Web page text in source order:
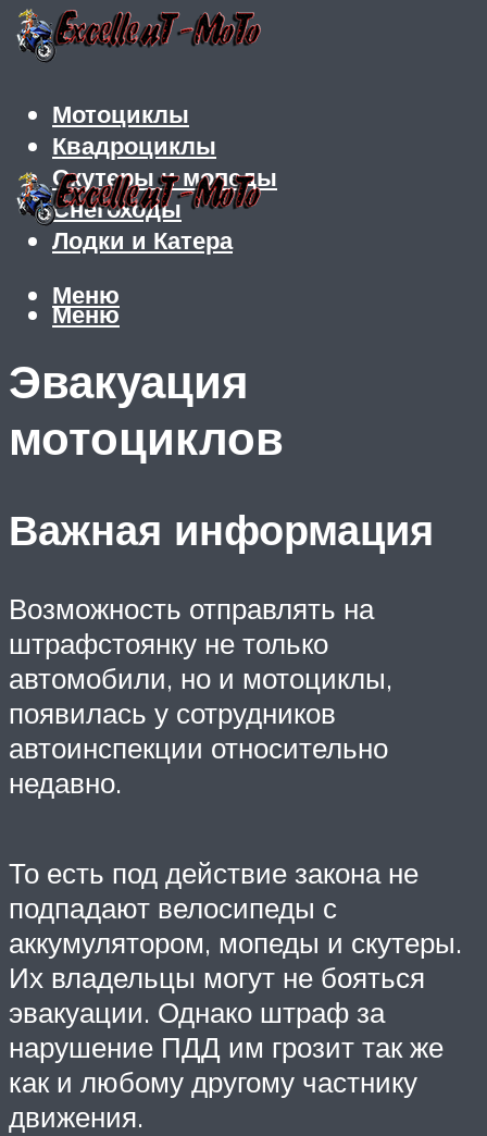
Мотоциклы
Квадроциклы
Скутеры и мопеды
Снегоходы
Лодки и Катера
Меню
Меню
Эвакуация
мотоциклов
Важная информация
Возможность отправлять на
штрафстоянку не только
автомобили, но и мотоциклы,
появилась у сотрудников
автоинспекции относительно
недавно.
То есть под действие закона не
подпадают велосипеды с
аккумулятором, мопеды и скутеры.
Их владельцы могут не бояться
эвакуации. Однако штраф за
нарушение ПДД им грозит так же
как и любому другому частнику
движения.